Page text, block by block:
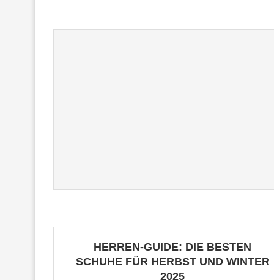
HERREN-GUIDE: DIE BESTEN
SCHUHE FÜR HERBST UND WINTER
2025